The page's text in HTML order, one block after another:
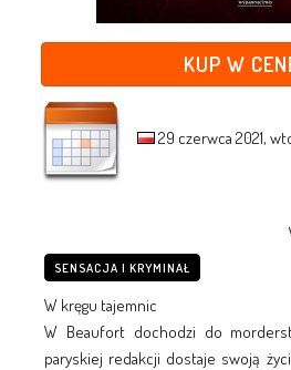
KUP W
29 czerwca 2021,
SENSACJA I KRYMINAŁ
W kręgu tajemnic
W Beaufort dochodzi do
paryskiej redakcji dostaje swoją